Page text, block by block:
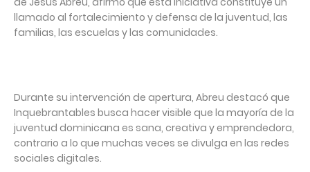
llamado al fortalecimiento y defensa de la juventud, las
familias, las escuelas y las comunidades.
Durante su intervención de apertura, Abreu destacó que
Inquebrantables busca hacer visible que la mayoría de la
juventud dominicana es sana, creativa y emprendedora,
contrario a lo que muchas veces se divulga en las redes
sociales digitales.